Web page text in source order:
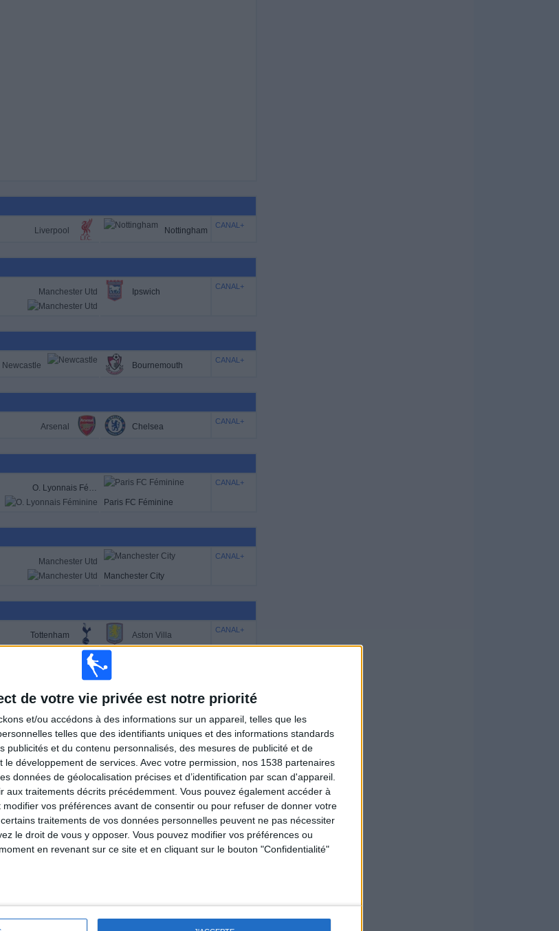
de votre vie privée est notre priorité
et/ou accédons à des informations sur un appareil, telles que les
telles que des identifiants uniques et des informations standards
publicités et du contenu personnalisés, des mesures de publicité et de
développement de services. Avec votre permission, nos 1538 partenaires
données de géolocalisation précises et d’identification par scan d'appareil.
aux traitements décrits précédemment. Vous pouvez également accéder à
vos préférences avant de consentir ou pour refuser de donner votre
traitements de vos données personnelles peuvent ne pas nécessiter
le droit de vous y opposer. Vous pouvez modifier vos préférences ou
en revenant sur ce site et en cliquant sur le bouton "Confidentialité"
Liverpool Nottingham
CANAL+
Manchester Utd Ipswich
CANAL+
Newcastle Bournemouth
CANAL+
Arsenal Chelsea
CANAL+
O. Lyonnais Féminine
Paris FC Féminine
CANAL+
Manchester Utd
Manchester City
CANAL+
Tottenham Aston Villa
CANAL+
Fulham
FRANCE
données statistiques sur quand et où sont diffusés les matchs de
fournir les données suivantes :
139